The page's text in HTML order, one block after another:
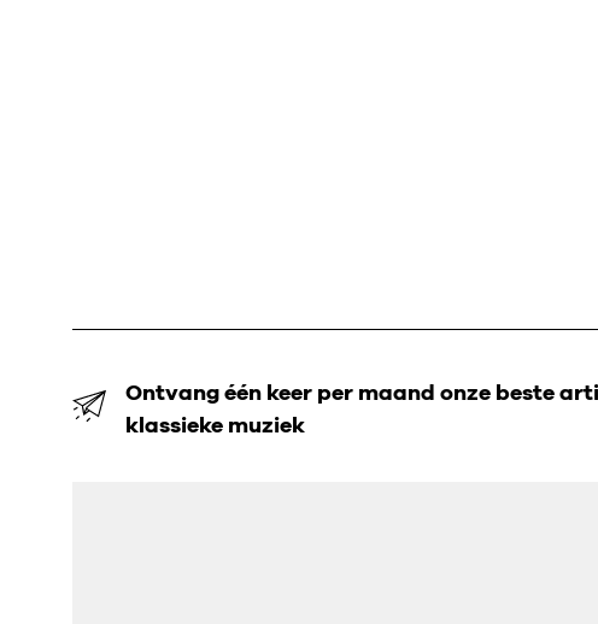
Ontvang één keer per maand onze beste
klassieke muziek